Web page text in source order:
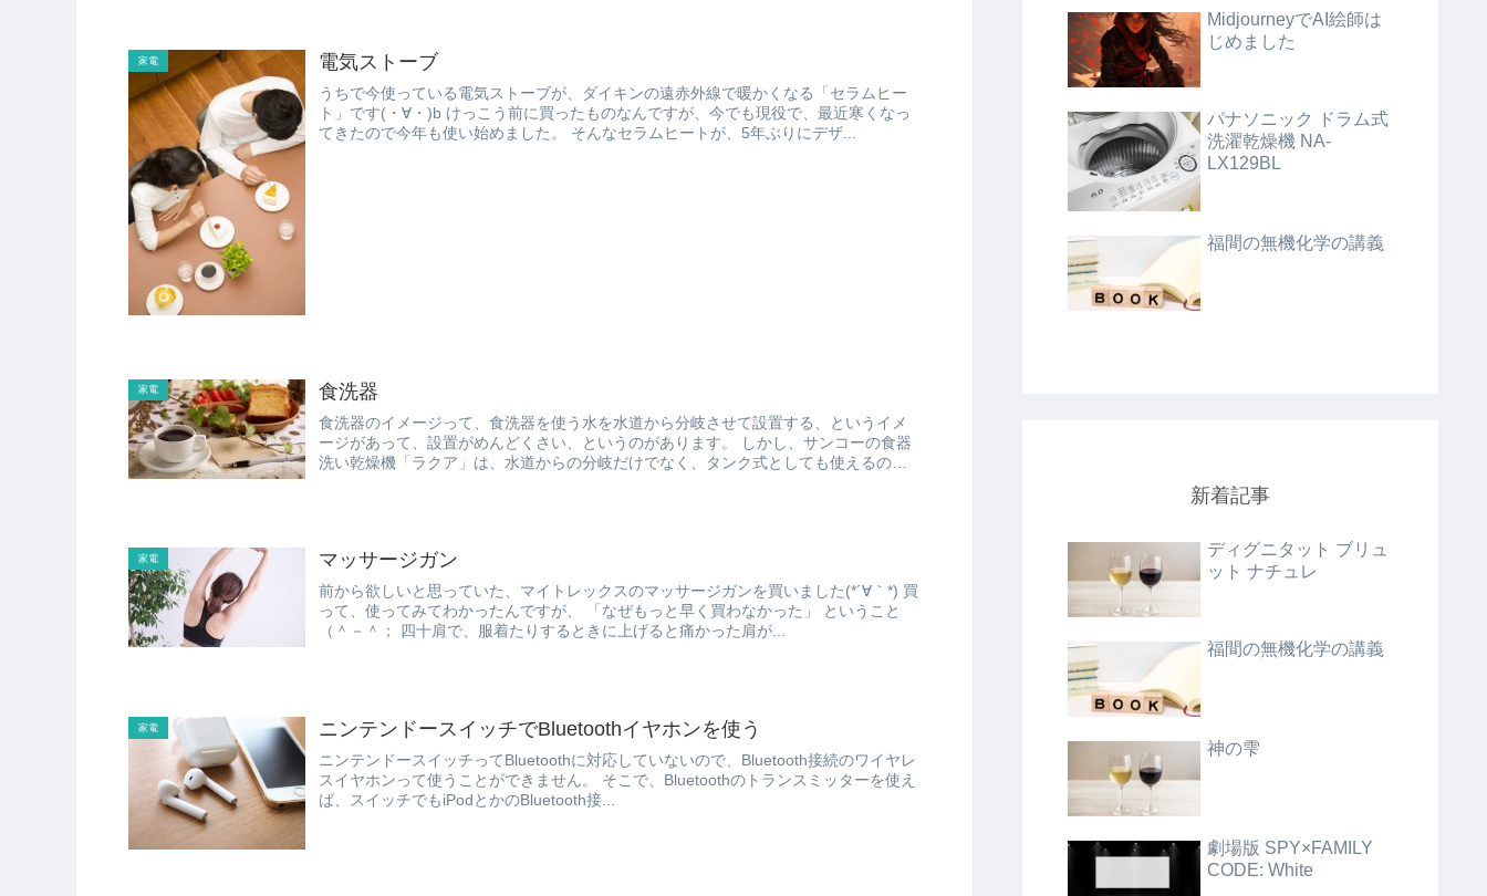
家電 電気ストーブ
うちで今使っている電気ストーブが、ダイキンの遠赤外線で暖かくなる「セラムヒー
ト」です(・∀・)b けっこう前に買ったものなんですが、今でも現役で、最近寒くなっ
てきたので今年も使い始めました。 そんなセラムヒートが、5年ぶりにデザ...
家電 食洗器
食洗器のイメージって、食洗器を使う水を水道から分岐させて設置する、というイメ
ージがあって、設置がめんどくさい、というのがあります。 しかし、サンコーの食器
洗い乾燥機「ラクア」は、水道からの分岐だけでなく、タンク式としても使えるの
家電 マッサージガン
前から欲しいと思っていた、マイトレックスのマッサージガンを買いました(*´∀｀*) 買
って、使ってみてわかったんですが、 「なぜもっと早く買わなかった」 ということ
（＾－＾； 四十肩で、服着たりするときに上げると痛かった肩が...
家電 ニンテンドースイッチでBluetoothイヤホンを使う
ニンテンドースイッチってBluetoothに対応していないので、Bluetooth接続のワイヤレ
スイヤホンって使うことができません。 そこで、Bluetoothのトランスミッターを使え
ば、スイッチでもiPodとかのBluetooth接...
MidjourneyでAI絵師は
じめました
パナソニック ドラム式
洗濯乾燥機 NA-
LX129BL
福間の無機化学の講義
新着記事
ディグニタット ブリュ
ット ナチュレ
福間の無機化学の講義
神の雫
劇場版 SPY×FAMILY
CODE: White